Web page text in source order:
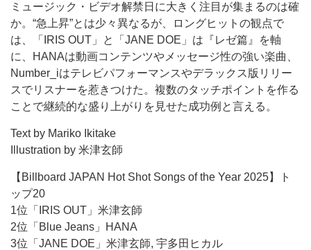
ミュージック・ビデオ解禁日に大きく注目が集まるのは確
か。“急上昇”とは少々異なるが、ロングヒットの観点で
は、「IRIS OUT」と「JANE DOE」は『レゼ篇』を軸
に、HANAは動画コンテンツやメッセージ性の強い楽曲、
Number_iはテレビパフォーマンスやデラックス版リリー
スでリスナーを惹きつけた。複数のタッチポイントを作る
ことで継続的な盛り上がりを見せた成功例と言える。
Text by Mariko Ikitake
Illustration by 米津玄師
【Billboard JAPAN Hot Shot Songs of the Year 2025】ト
ップ20
1位「IRIS OUT」米津玄師
2位「Blue Jeans」HANA
3位「JANE DOE」米津玄師, 宇多田ヒカル